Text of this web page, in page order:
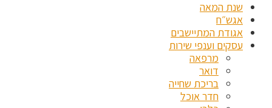
שנת המאה
אגש״ח
אגודת המתיישבים
עסקים וענפי שירות
מרפאה
דואר
בריכת שחייה
חדר אוכל